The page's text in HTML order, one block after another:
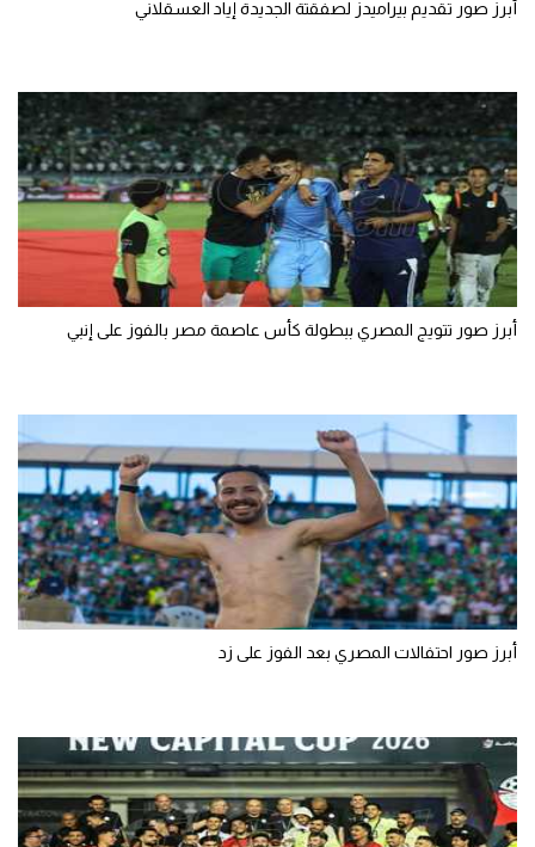
أبرز صور تقديم بيراميدز لصفقتة الجديدة إياد العسقلاني
أبرز صور تتويج المصري ببطولة كأس عاصمة مصر بالفوز على إنبي
أبرز صور احتفالات المصري بعد الفوز على زد